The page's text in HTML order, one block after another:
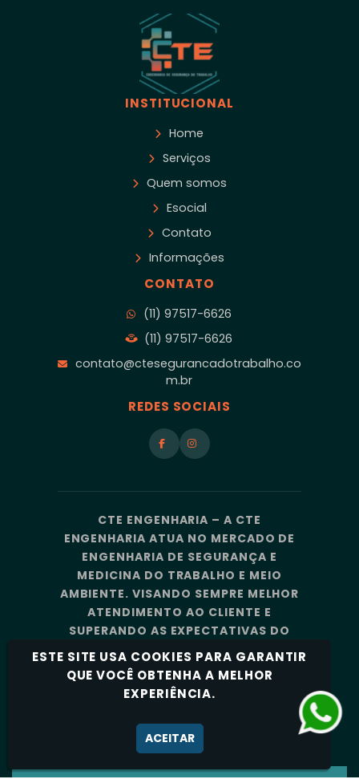
INSTITUCIONAL
Home
Serviços
Quem somos
Esocial
Contato
Informações
CONTATO
(11) 97517-6626
(11) 97517-6626
contato@ctesegurancadotrabalho.co
m.br
REDES SOCIAIS
CTE ENGENHARIA – A CTE
ENGENHARIA ATUA NO MERCADO DE
ENGENHARIA DE SEGURANÇA E
MEDICINA DO TRABALHO E MEIO
AMBIENTE. VISANDO SEMPRE MELHOR
ATENDIMENTO AO CLIENTE E
SUPERANDO AS EXPECTATIVAS DO
MERCADO, A CTE ENGENHARIA
CONTA COM UMA EQUIPE DE
PROFISSIONAIS ALTAMENTE
Política de Privacidade
ESTE SITE USA COOKIES PARA GARANTIR
QUE VOCÊ OBTENHA A MELHOR
EXPERIÊNCIA.
ACEITAR